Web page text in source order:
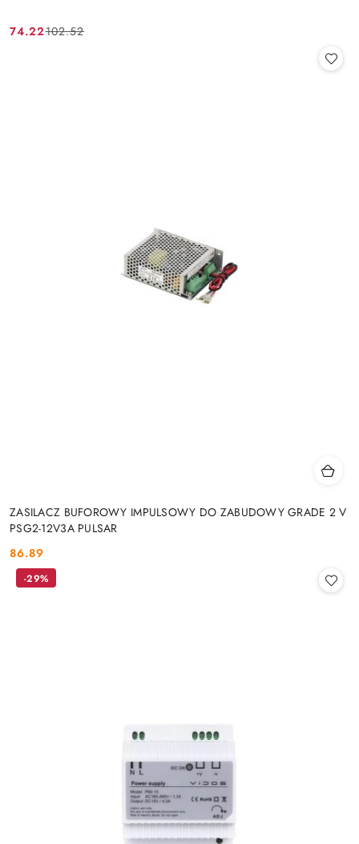
Cena
74.22
Cena 102.52
ZASILACZ BUFOROWY IMPULSOWY DO ZABUDOWY GRADE 2 V
PSG2-12V3A PULSAR
Cena:
86.89
-29%